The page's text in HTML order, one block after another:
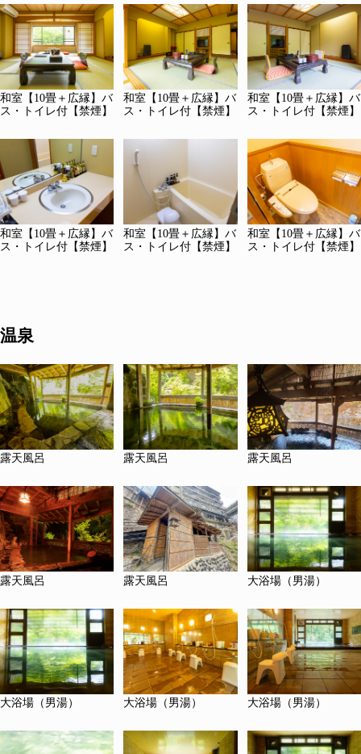
和室【10畳＋広縁】バ
ス・トイレ付【禁煙】
和室【10畳＋広縁】バ
ス・トイレ付【禁煙】
和室【10畳＋広縁】バ
ス・トイレ付【禁煙】
和室【10畳＋広縁】バ
ス・トイレ付【禁煙】
和室【10畳＋広縁】バ
ス・トイレ付【禁煙】
和室【10畳＋広縁】バ
ス・トイレ付【禁煙】
温泉
露天風呂 露天風呂 露天風呂
露天風呂 露天風呂 大浴場（男湯）
大浴場（男湯） 大浴場（男湯） 大浴場（男湯）